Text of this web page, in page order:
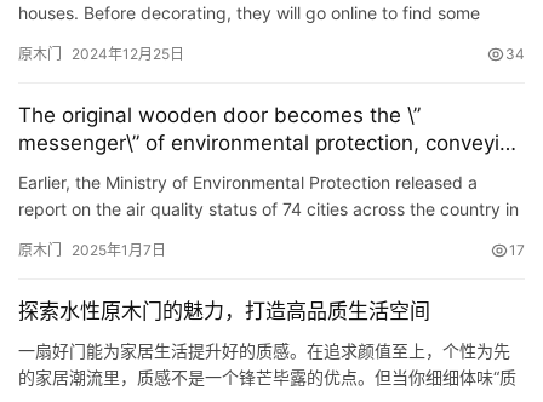
houses. Before decorating, they will go online to find some
原木门 2024年12月25日 34
The original wooden door becomes the \”
messenger\” of environmental protection, conveying
the concept of environmentally friendly home.
Earlier, the Ministry of Environmental Protection released a
report on the air quality status of 74 cities across the country in
原木门 2025年1月7日 17
探索水性原木门的魅力，打造高品质生活空间
一扇好门能为家居生活提升好的质感。在追求颜值至上，个性为先
的家居潮流里，质感不是一个锋芒毕露的优点。但当你细细体味“质